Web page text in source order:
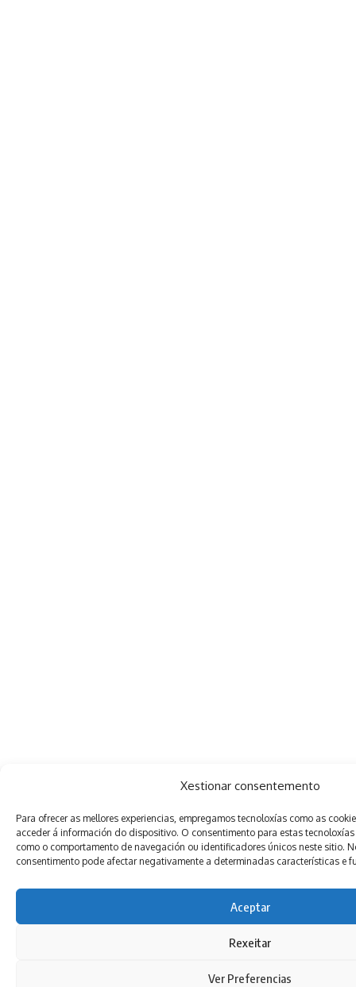
Xestionar consentemento
Para ofrecer as mellores experiencias, empregamos tecnoloxías como as
acceder á información do dispositivo. O consentimento para estas
como o comportamento de navegación ou identificadores únicos neste sitio.
consentimento pode afectar negativamente a determinadas características e
Aceptar
Rexeitar
Ver Preferencias